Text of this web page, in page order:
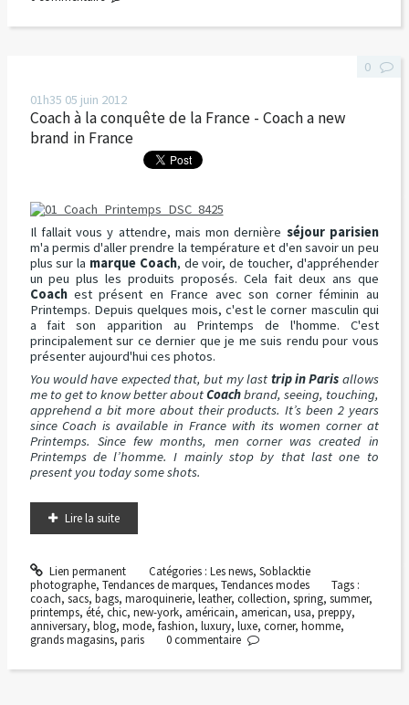
01h35 05 juin 2012
Coach à la conquête de la France - Coach a new
brand in France
Il fallait vous y attendre, mais mon dernière séjour parisien
m'a permis d'aller prendre la température et d'en savoir un peu
plus sur la marque Coach, de voir, de toucher, d'appréhender
un peu plus les produits proposés. Cela fait deux ans que
Coachest présent en France avec son corner féminin au
Printemps. Depuis quelques mois, c'est le corner masculin qui
a fait son apparition au Printemps de l'homme. C'est
principalement sur ce dernier que je me suis rendu pour vous
présenter aujourd'hui ces photos.
You would have expected that, but my last trip in Paris allows
me to get to know better aboutCoachbrand, seeing, touching,
apprehend a bit more about their products. It’s been 2 years
since Coach is available in France with its women corner at
Printemps. Since few months, men corner was created in
Printemps de l’homme. I mainly stop by that last one to
present you today some shots.
Lire la suite
Lien permanent Catégories : Les news, Soblacktie
photographe, Tendances de marques, Tendances modes
Tags :
coach, sacs, bags, maroquinerie, leather, collection, spring, summer,
printemps, été, chic, new-york, américain, american, usa, preppy,
anniversary, blog, mode, fashion, luxury, luxe, corner, homme,
grands magasins, paris
0
0commentaire